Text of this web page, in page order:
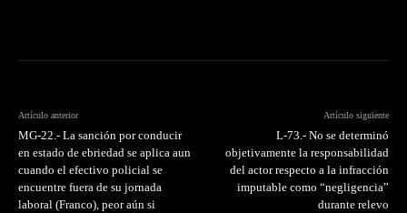
Artículo anterior
MG-22.- La sanción por conducir
en estado de ebriedad se aplica aun
cuando el efectivo policial se
encuentre fuera de su jornada
laboral (Franco), peor aún si
Artículo siguiente
L-73.- No se determinó
objetivamente la responsabilidad
del actor respecto a la infracción
imputable como “negligencia”
durante relevo